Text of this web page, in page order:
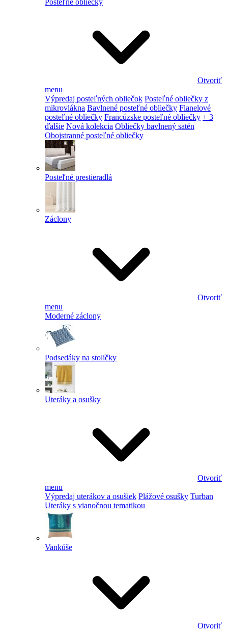
Posteľné obliečky
Otvoriť
menu
Výpredaj posteľných obliečok Posteľné obliečky z
mikrovlákna Bavlnené posteľné obliečky Flanelové
posteľné obliečky Francúzske posteľné obliečky + 3
ďalšie Nová kolekcia Obliečky bavlnený satén
Obojstranné posteľné obliečky
Posteľné prestieradlá
Záclony
Otvoriť
menu
Moderné záclony
Podsedáky na stoličky
Uteráky a osušky
Otvoriť
menu
Výpredaj uterákov a osušiek Plážové osušky Turban
Uteráky s vianočnou tematikou
Vankúše
Otvoriť